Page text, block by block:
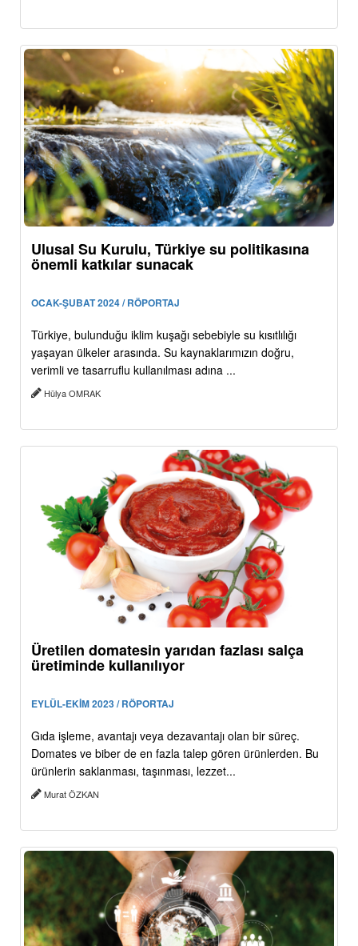
Ulusal Su Kurulu, Türkiye su politikasına
önemli katkılar sunacak
OCAK-ŞUBAT 2024 / RÖPORTAJ
Türkiye, bulunduğu iklim kuşağı sebebiyle su kısıtlılığı
yaşayan ülkeler arasında. Su kaynaklarımızın doğru,
verimli ve tasarruflu kullanılması adına ...
Hülya OMRAK
Üretilen domatesin yarıdan fazlası salça
üretiminde kullanılıyor
EYLÜL-EKİM 2023 / RÖPORTAJ
Gıda işleme, avantajı veya dezavantajı olan bir süreç.
Domates ve biber de en fazla talep gören ürünlerden. Bu
ürünlerin saklanması, taşınması, lezzet...
Murat ÖZKAN